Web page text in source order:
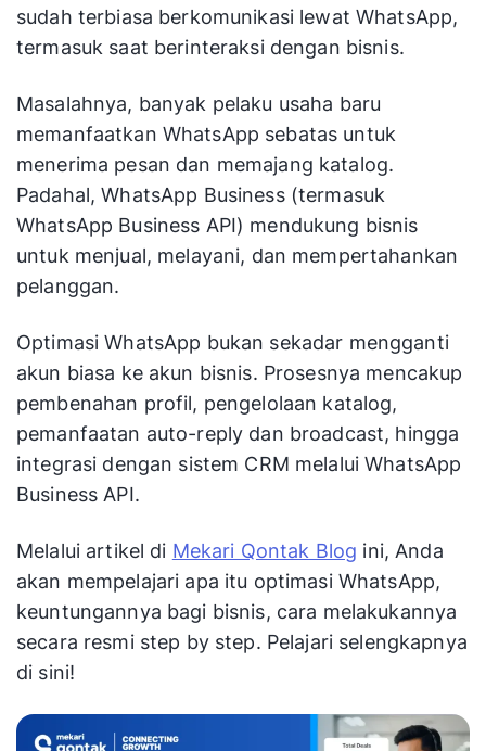
sudah terbiasa berkomunikasi lewat WhatsApp,
termasuk saat berinteraksi dengan bisnis.
Masalahnya, banyak pelaku usaha baru
memanfaatkan WhatsApp sebatas untuk
menerima pesan dan memajang katalog.
Padahal, WhatsApp Business (termasuk
WhatsApp Business API) mendukung bisnis
untuk menjual, melayani, dan mempertahankan
pelanggan.
Optimasi WhatsApp bukan sekadar mengganti
akun biasa ke akun bisnis. Prosesnya mencakup
pembenahan profil, pengelolaan katalog,
pemanfaatan auto-reply dan broadcast, hingga
integrasi dengan sistem CRM melalui WhatsApp
Business API.
Melalui artikel di Mekari Qontak Blog ini, Anda
akan mempelajari apa itu optimasi WhatsApp,
keuntungannya bagi bisnis, cara melakukannya
secara resmi step by step. Pelajari selengkapnya
di sini!